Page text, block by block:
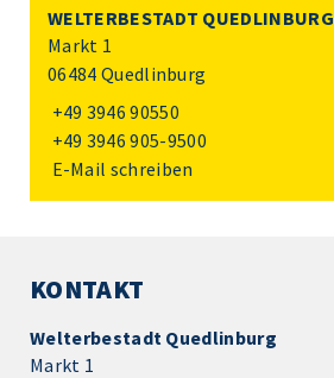
WELTERBESTADT QUEDLINBURG
Markt 1
06484 Quedlinburg
+49 3946 90550
+49 3946 905-9500
E-Mail schreiben
KONTAKT
Welterbestadt Quedlinburg
Markt 1